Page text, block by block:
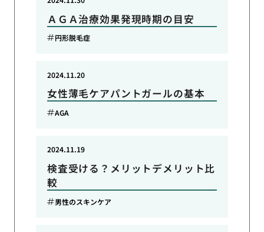
ＡＧＡ治療効果発現時期の目安
円形脱毛症
女性薄毛ケアパントガールの基本
2024.11.20
AGA
検査受ける？メリットデメリット比
較
2024.11.19
男性のスキンケア